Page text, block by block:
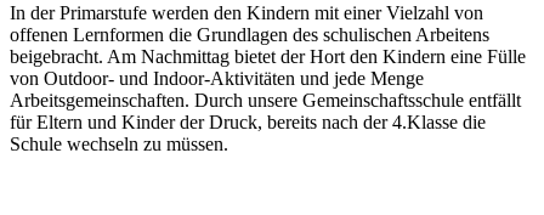
In der Primarstufe werden den Kindern mit einer Vielzahl von
offenen Lernformen die Grundlagen des schulischen Arbeitens
beigebracht. Am Nachmittag bietet der Hort den Kindern eine Fülle
von Outdoor- und Indoor-Aktivitäten und jede Menge
Arbeitsgemeinschaften. Durch unsere Gemeinschaftsschule entfällt
für Eltern und Kinder der Druck, bereits nach der 4.Klasse die
Schule wechseln zu müssen.